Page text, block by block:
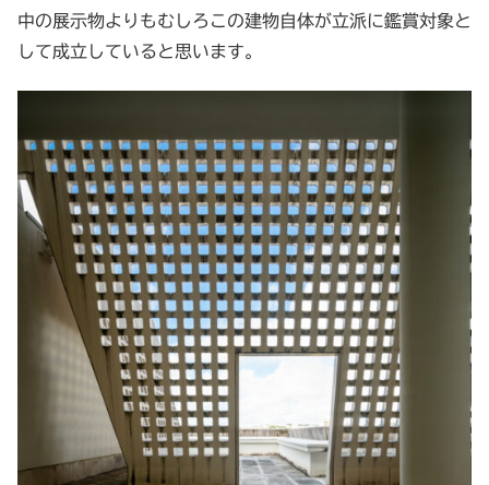
中の展示物よりもむしろこの建物自体が立派に鑑賞対象と
して成立していると思います。